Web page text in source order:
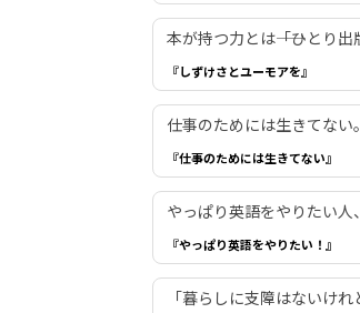
本が持つ力とは――「ひとり
『しずけさとユーモアを』
仕事のためには生きてない
『仕事のためには生きてない』
やっぱり英語をやりたい
『やっぱり英語をやりたい！』
「暮らしに支障はないけ